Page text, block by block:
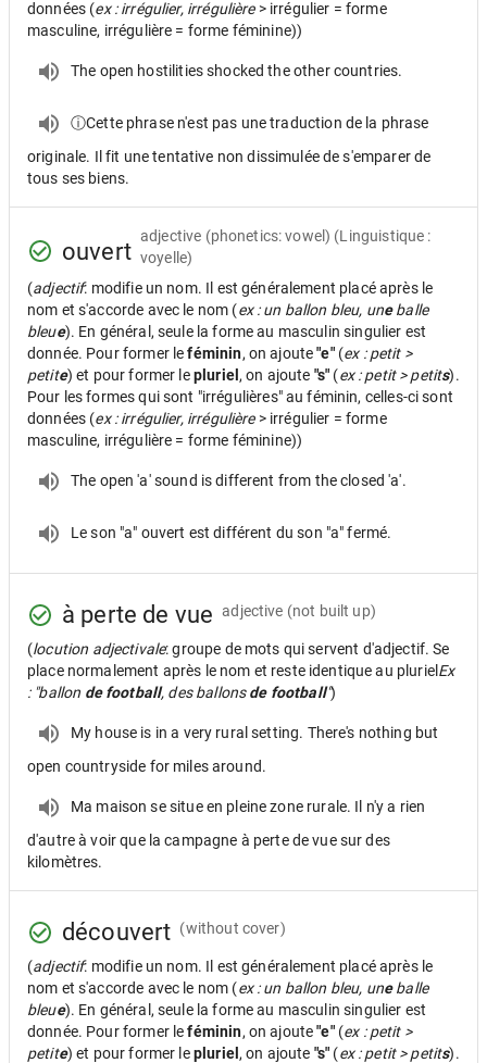
données (ex : irrégulier, irrégulière> irrégulier = forme
masculine, irrégulière = forme féminine))
The open hostilities shocked the other countries.
ⓘCette phrase n'est pas une traduction de la phrase
originale. Il fit une tentative non dissimulée de s'emparer de
tous ses biens.
ouvert
adjective (phonetics: vowel) (Linguistique :
voyelle)
(adjectif: modifie un nom. Il est généralement placé après le
nom et s'accorde avec le nom (ex : un ballon bleu, uneballe
bleue). En général, seule la forme au masculin singulier est
donnée. Pour former leféminin, on ajoute"e"(ex : petit >
petite) et pour former lepluriel , on ajoute "s" (ex : petit > petits).
Pour les formes qui sont "irrégulières" au féminin, celles-ci sont
données (ex : irrégulier, irrégulière> irrégulier = forme
masculine, irrégulière = forme féminine))
The open 'a' sound is different from the closed 'a'.
Le son "a" ouvert est différent du son "a" fermé.
à perte de vue adjective (not built up)
(locution adjectivale: groupe de mots qui servent d'adjectif. Se
place normalement après le nom et reste identique au pluriel Ex
: "ballon de football, des ballonsde football")
My house is in a very rural setting. There's nothing but
open countryside for miles around.
Ma maison se situe en pleine zone rurale. Il n'y a rien
d'autre à voir que la campagne à perte de vue sur des
kilomètres.
découvert (without cover)
(adjectif: modifie un nom. Il est généralement placé après le
nom et s'accorde avec le nom (ex : un ballon bleu, uneballe
bleue). En général, seule la forme au masculin singulier est
donnée. Pour former leféminin, on ajoute"e"(ex : petit >
petite) et pour former lepluriel , on ajoute "s" (ex : petit > petits).